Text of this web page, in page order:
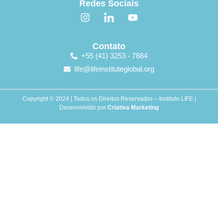
Redes Sociais
Contato
+55 (41) 3253 - 7884
life@lifeinstituteglobal.org
Copyright © 2024 | Todos os Direitos Reservados – Instituto LIFE |
Desenvolvido por Criativa Marketing